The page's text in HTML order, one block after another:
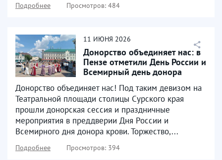
Подробнее Просмотров: 484
11 ИЮНЯ 2026
Донорство объединяет нас: в
Пензе отметили День России и
Всемирный день донора
Донорство объединяет нас! Под таким девизом на
Театральной площади столицы Сурского края
прошли донорская сессия и праздничные
мероприятия в преддверии Дня России и
Всемирного дня донора крови. Торжество,...
Подробнее Просмотров: 394